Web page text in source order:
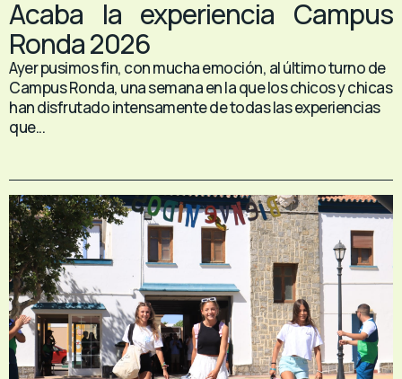
Acaba la experiencia Campus
Ronda 2026
Ayer pusimos fin, con mucha emoción, al último turno de
Campus Ronda, una semana en la que los chicos y chicas
han disfrutado intensamente de todas las experiencias
que...